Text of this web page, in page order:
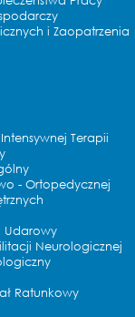
i Zaopatrzenia
Terapii
- Ortopedycznej
Udarowy
Neurologicznej
Ratunkowy